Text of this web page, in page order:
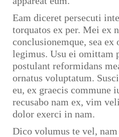
Eam diceret persecuti
torquatos ex per. Mei ex
conclusionemque, sea ex
legimus. Usu ei omittam
postulant reformidans
ornatus voluptatum.
eu, ex graecis commune
recusabo nam ex, vim
dolor exerci in nam.
Dico volumus te vel,